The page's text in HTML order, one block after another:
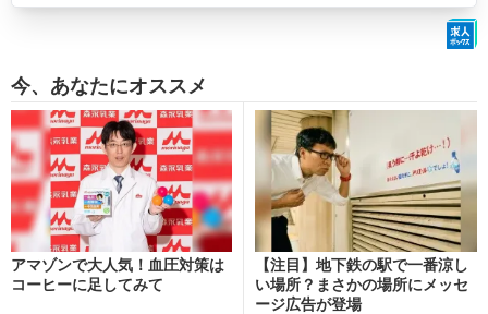
今、あなたにオススメ
アマゾンで大人気！血圧対策は
コーヒーに足してみて
【注目】地下鉄の駅で一番涼し
い場所？まさかの場所にメッセ
ージ広告が登場